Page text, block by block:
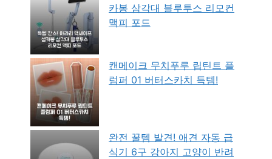
카봉 삼각대 블루투스 리모컨
맥피 포드
캔메이크 무치푸루 립틴트 플
럼퍼 01 버터스카치 득템!
완전 꿀템 발견! 애견 자동 급
식기 6구 강아지 고양이 반려